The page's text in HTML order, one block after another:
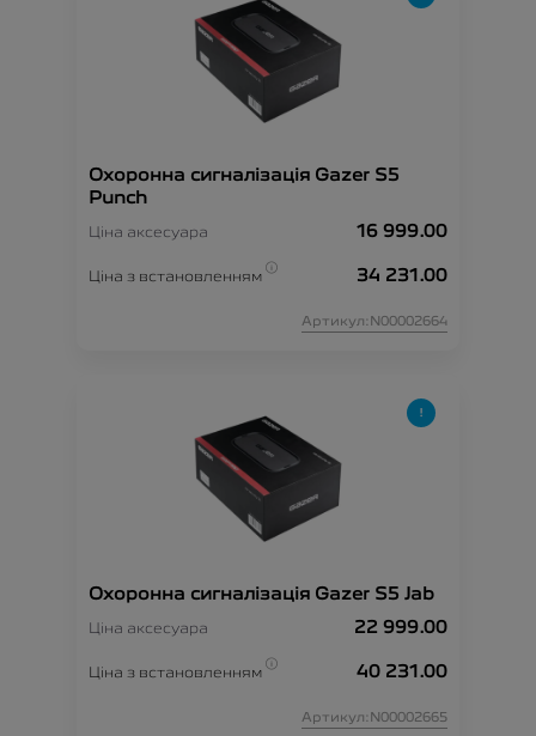
Охоронна сигналізація Gazer S5
Punch
Ціна аксесуара 16 999.00
Ціна з встановленням 34 231.00
Артикул:N00002664
Охоронна сигналізація Gazer S5 Jab
Ціна аксесуара 22 999.00
Ціна з встановленням 40 231.00
Артикул:N00002665